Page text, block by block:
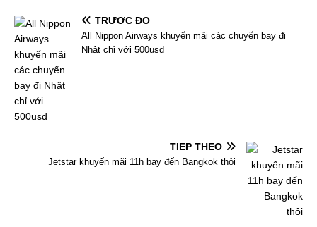
TRƯỚC ĐÓ
All Nippon Airways khuyến mãi các chuyến bay đi
Nhật chỉ với 500usd
TIẾP THEO
Jetstar khuyến mãi 11h bay đến Bangkok thôi